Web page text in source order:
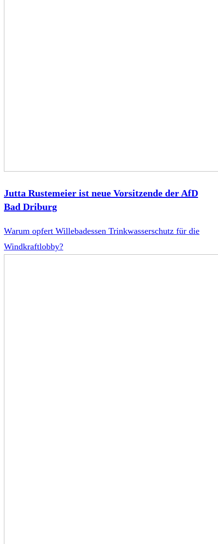
Jutta Rustemeier ist neue Vorsitzende der AfD
Bad Driburg
Warum opfert Willebadessen Trinkwasserschutz für die
Windkraftlobby?